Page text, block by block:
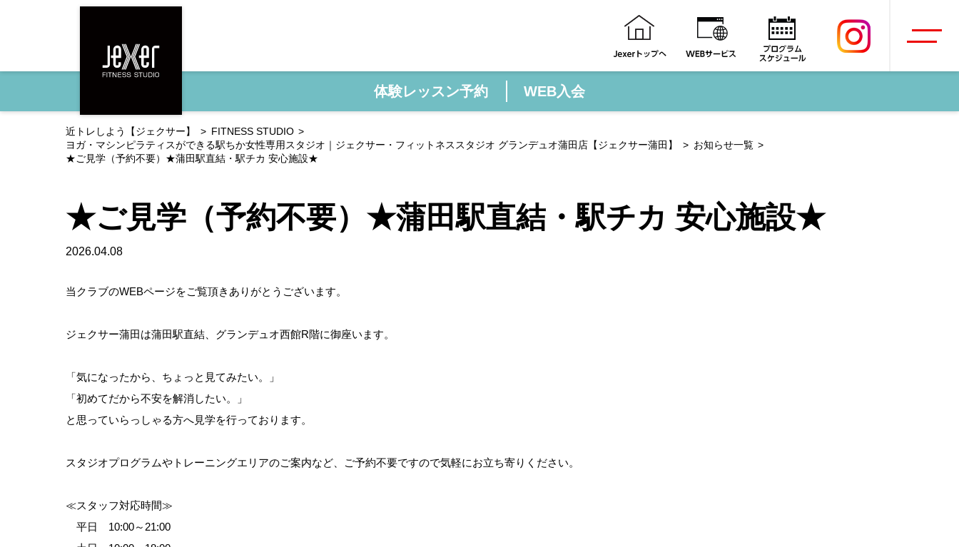
体験レッスン予約 WEB入会
近トレしよう【ジェクサー】
FITNESS STUDIO
ヨガ・マシンピラティスができる駅ちか女性専用スタジオ｜ジェクサー・フィットネススタジオ グランデュオ蒲田店【ジェクサー蒲田】
お知らせ一覧
★ご見学（予約不要）★蒲田駅直結・駅チカ 安心施設★
★ご見学（予約不要）★蒲田駅直結・駅チカ 安心施設★
2026.04.08
当クラブのWEBページをご覧頂きありがとうございます。
ジェクサー蒲田は蒲田駅直結、グランデュオ西館R階に御座います。
「気になったから、ちょっと見てみたい。」
「初めてだから不安を解消したい。」
と思っていらっしゃる方へ見学を行っております。
スタジオプログラムやトレーニングエリアのご案内など、ご予約不要ですので気軽にお立ち寄りください。
≪スタッフ対応時間≫
平日 10:00～21:00